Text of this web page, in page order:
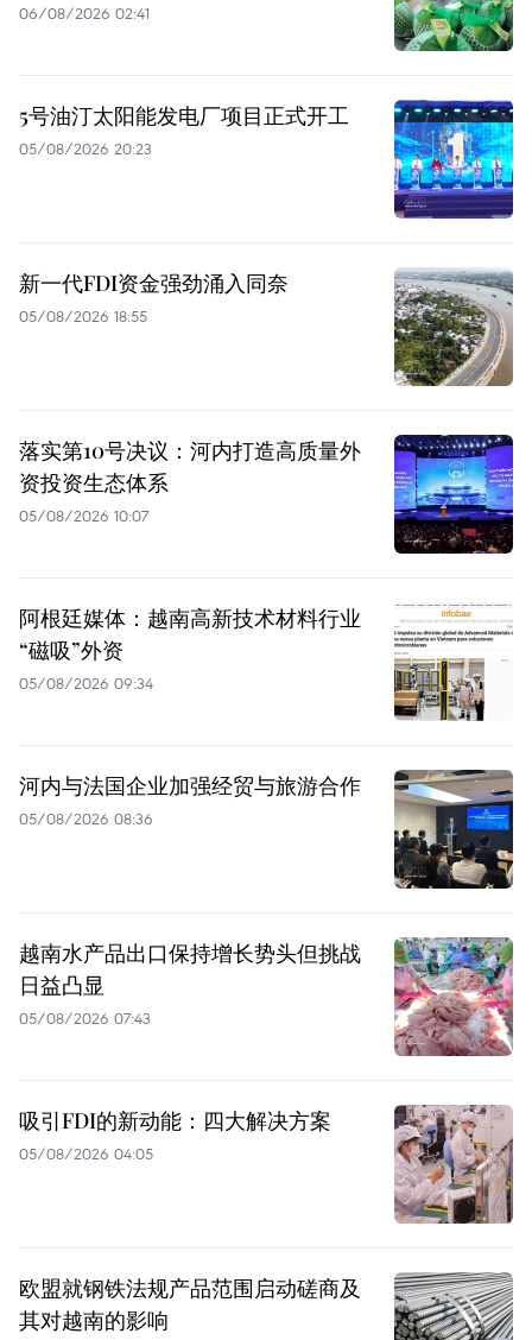
06/08/2026 02:41
5号油汀太阳能发电厂项目正式开工
05/08/2026 20:23
新一代FDI资金强劲涌入同奈
05/08/2026 18:55
落实第10号决议：河内打造高质量外
资投资生态体系
05/08/2026 10:07
阿根廷媒体：越南高新技术材料行业
“磁吸”外资
05/08/2026 09:34
河内与法国企业加强经贸与旅游合作
05/08/2026 08:36
越南水产品出口保持增长势头但挑战
日益凸显
05/08/2026 07:43
吸引FDI的新动能：四大解决方案
05/08/2026 04:05
欧盟就钢铁法规产品范围启动磋商及
其对越南的影响